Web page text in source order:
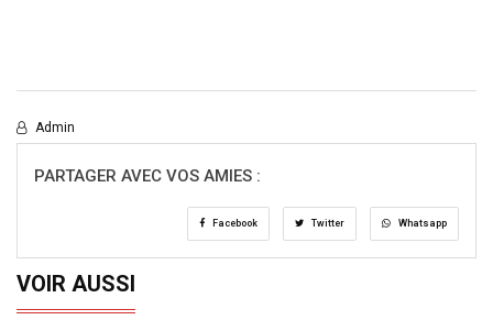
Admin
PARTAGER AVEC VOS AMIES :
Facebook Twitter Whatsapp
VOIR AUSSI